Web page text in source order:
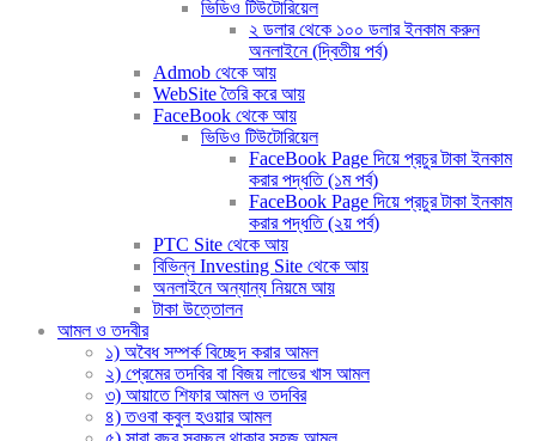
ভিডিও টিউটোরিয়েল
২ ডলার থেকে ১০০ ডলার ইনকাম করুন
অনলাইনে (দ্বিতীয় পর্ব)
Admob থেকে আয়
WebSite তৈরি করে আয়
FaceBook থেকে আয়
ভিডিও টিউটোরিয়েল
FaceBook Page দিয়ে প্রচুর টাকা ইনকাম
করার পদ্ধতি (১ম পর্ব)
FaceBook Page দিয়ে প্রচুর টাকা ইনকাম
করার পদ্ধতি (২য় পর্ব)
PTC Site থেকে আয়
বিভিন্ন Investing Site থেকে আয়
অনলাইনে অন্যান্য নিয়মে আয়
টাকা উত্তোলন
আমল ও তদবীর
১) অবৈধ সম্পর্ক বিচ্ছেদ করার আমল
২) প্রেমের তদবির বা বিজয় লাভের খাস আমল
৩) আয়াতে শিফার আমল ও তদবির
৪) তওবা কবুল হওয়ার আমল